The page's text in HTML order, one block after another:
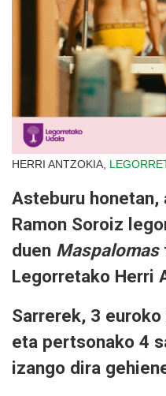
HERRI ANTZOKIA,
Asteburu
Ramon Soroiz
duen Maspalomas
Legorretako Herri
Sarrerek, 3
eta pertsonako 4
izango dira